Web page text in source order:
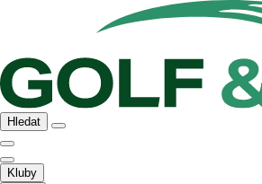
Hledat
Kluby